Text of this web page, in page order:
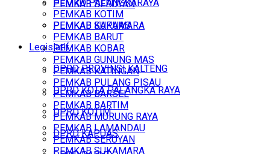
PEMKAB SERUYAN
PEMKAB SUKAMARA
Legislatif
DPRD PROVINSI KALTENG
DPRD KOTA PALANGKA RAYA
DPRD KOTIM
DPRD KAPUAS
PEMKO PALANGKARAYA
PEMKAB KOTIM
PEMKAB KAPUAS
PEMKAB BARUT
PEMKAB KOBAR
PEMKAB GUNUNG MAS
PEMKAB KATINGAN
PEMKAB PULANG PISAU
PEMKAB BARSEL
PEMKAB BARTIM
PEMKAB MURUNG RAYA
PEMKAB LAMANDAU
PEMKAB SERUYAN
PEMKAB SUKAMARA